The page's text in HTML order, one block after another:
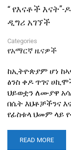
“ የእናቶች
ዲግሪ አገኘች
Categories
የአማርኛ ዜናዎች
ከኢትዮጵያም ሆነ
ፅንስ ቀዶ ጥገና
ህይወቷን ለሙያዋ
በሴት እህቶቻችንና
የፊስቱላ ህመም ላይ
READ MORE